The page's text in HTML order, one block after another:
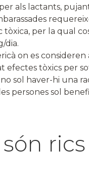
als lactants,
tòxica, per la qual
dia.
on es consideren
efectes tòxics per
sol haver-hi una
persones sol